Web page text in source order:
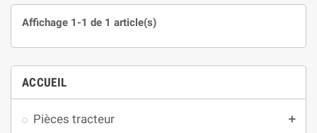
ACCUEIL
Pièces tracteur add
Affichage 1-1 de 1 article(s)